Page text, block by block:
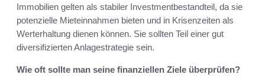
Immobilien gelten als stabiler Investmentbestandteil, da sie
potenzielle Mieteinnahmen bieten und in Krisenzeiten als
Werterhaltung dienen können. Sie sollten Teil einer gut
diversifizierten Anlagestrategie sein.
Wie oft sollte man seine finanziellen Ziele überprüfen?